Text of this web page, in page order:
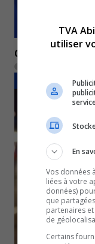
Crise du verglas
TVA
utiliser
En
Vos données
liées à votre
données)
que
partenaires
de
Certains